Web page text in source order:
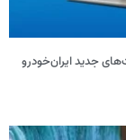
جدید ایران‌خودرو